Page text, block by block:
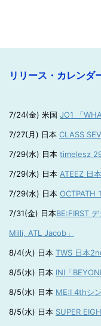
リリース・カレンダ
7/24(金) 米国 JO1 「
7/27(月) 日本 CLASS
7/29(水) 日本 timelesz
7/29(水) 日本 ATEEZ 日
7/29(水) 日本 OCTPATH
7/31(金) 日本BE:FIRST
Milli, ATL Jacob」
8/4(火) 日本 TWS 日本
8/5(水) 日本 INI「
8/5(水) 日本 ME:I 4thシ
8/5(水) 日本 SUPER